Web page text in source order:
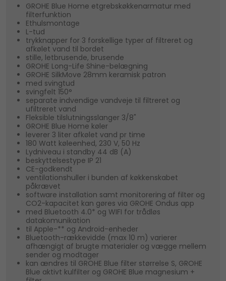
GROHE Blue Home etgrebskøkkenarmatur med
filterfunktion
Ethulsmontage
L-tud
trykknapper for 3 forskellige typer af filtreret og
afkølet vand til bordet
stille, letbrusende, brusende
GROHE Long-Life Shine-belægning
GROHE SilkMove 28mm keramisk patron
med svingtud
svingfelt 150°
separate indvendige vandveje til filtreret og
ufiltreret vand
Fleksible tilslutningsslanger 3/8"
GROHE Blue Home køler
leverer 3 liter afkølet vand pr time
180 Watt køleenhed, 230 V, 50 Hz
Lydniveau i standby 44 dB (A)
beskyttelsestype IP 21
CE-godkendt
ventilationshuller i bunden af køkkenskabet
påkrævet
software installation samt monitorering af filter og
CO2-kapacitet kan gøres via GROHE Ondus app
med Bluetooth 4.0* og WIFI for trådløs
datakomunikation
til Apple-** og Android-enheder
Bluetooth-rækkevidde (max 10 m) varierer
afhængigt af brugte materialer og vægge mellem
sender og modtager
kan ændres til GROHE Blue filter størrelse S, GROHE
Blue aktivt kulfilter og GROHE Blue magnesium +